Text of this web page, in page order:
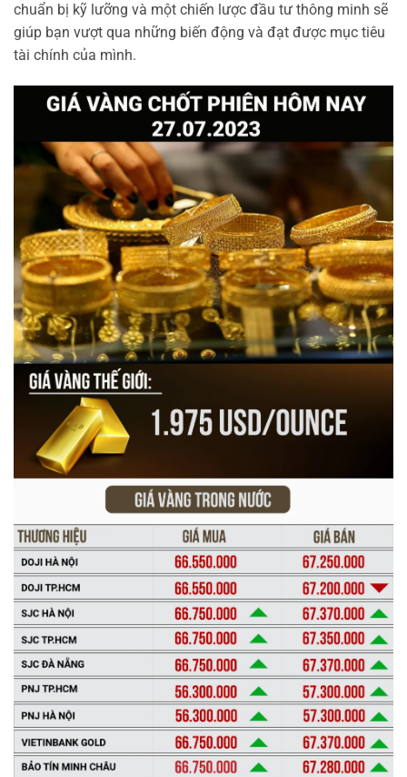
chuẩn bị kỹ lưỡng và một chiến lược đầu tư thông minh sẽ
giúp bạn vượt qua những biến động và đạt được mục tiêu
tài chính của mình.